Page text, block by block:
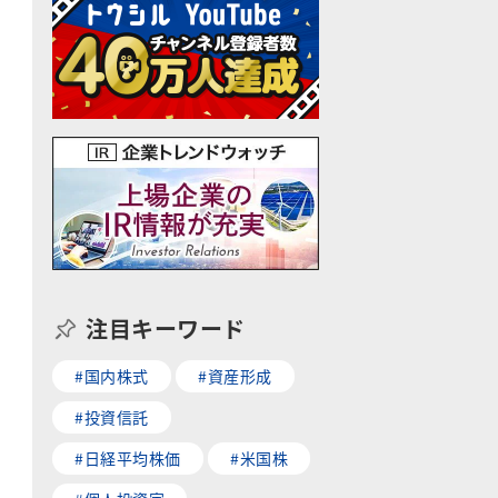
注目キーワード
#国内株式
#資産形成
#投資信託
#日経平均株価
#米国株